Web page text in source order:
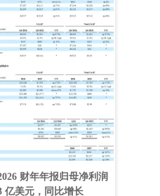
财年年报归母净利润
亿美元，同比增长